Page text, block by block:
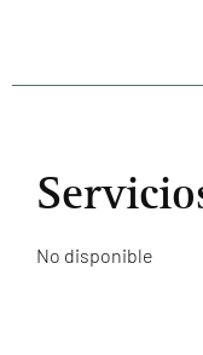
No disponible